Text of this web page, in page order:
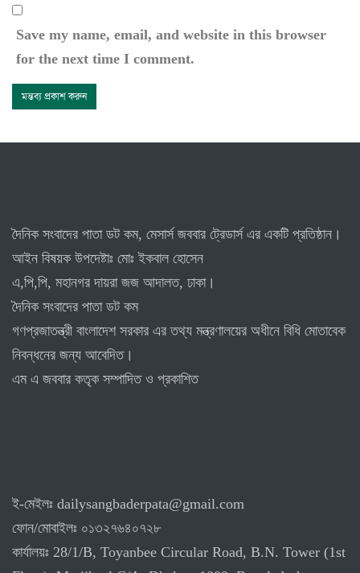
Save my name, email, and website in this browser
for the next time I comment.
দৈনিক সংবাদের পাতা ডট কম, মেসার্স জববার ট্রেডার্স এর একটি প্রতিষ্ঠান।
আইন বিষয়ক উপদেষ্টাঃ মোঃ ইকবাল হোসেন
এ,পি,পি, মহানগর দায়রা জজ আদালত, ঢাকা।
দৈনিক সংবাদের পাতা ডট কম
গণপ্রজাতন্ত্রী বাংলাদেশ সরকার এর তথ্য মন্ত্রণালয়ের অধীনে বিধি মোতাবেক
নিবন্ধনের জন্য আবেদিত।
এম এ জববার কতৃক সম্পাদিত ও প্রকাশিত
ই-মেইলঃ dailysangbaderpata@gmail.com
ফোন/মোবাইলঃ ০১৩২৭৬৪০৭২৮
কার্যালয়ঃ 28/1/B, Toyanbee Circular Road, B.N. Tower (1st